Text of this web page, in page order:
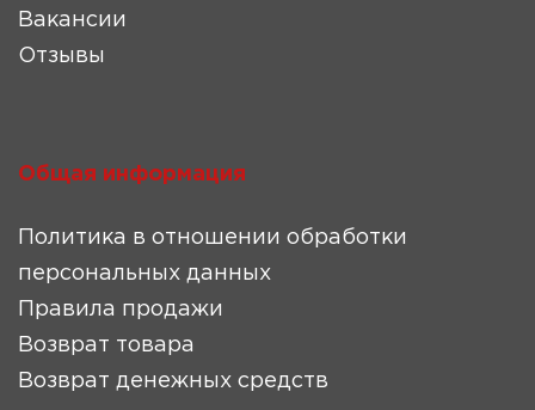
Вакансии
Отзывы
Общая информация
Политика в отношении обработки
персональных данных
Правила продажи
Возврат товара
Возврат денежных средств